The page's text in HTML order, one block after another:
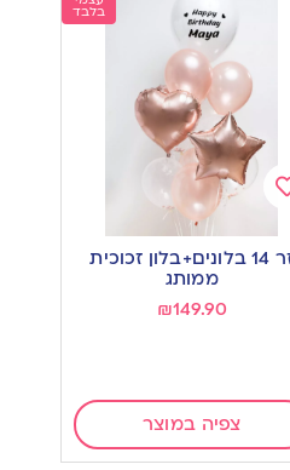
בלבד
זר 14 בלונים+בלון זכוכית
ממותג
₪149.90
צפיה במוצר